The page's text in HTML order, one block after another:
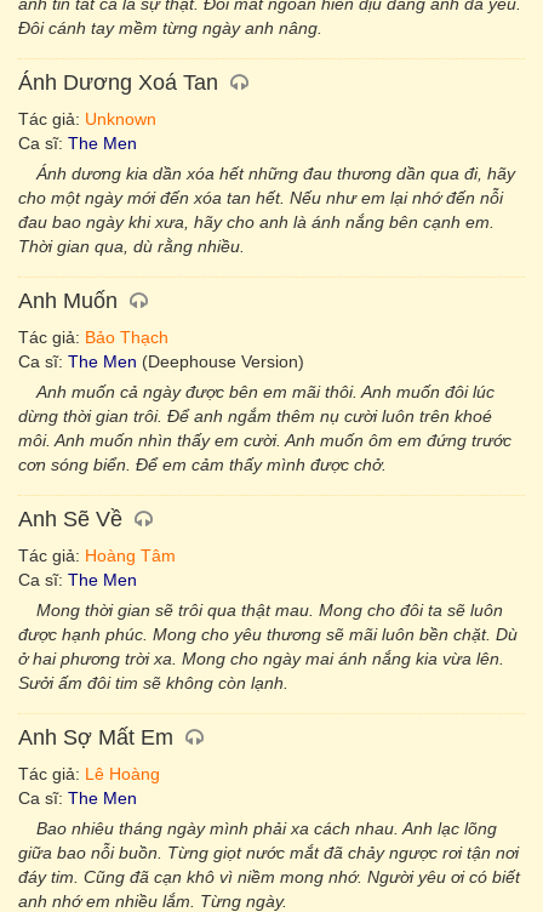
Đôi cánh tay mềm từng ngày anh nâng.
Ánh Dương Xoá Tan
Tác giả: Unknown
Ca sĩ: The Men
Ánh dương kia dần xóa hết những đau thương dần qua đi, hãy
cho một ngày mới đến xóa tan hết. Nếu như em lại nhớ đến nỗi
đau bao ngày khi xưa, hãy cho anh là ánh nắng bên cạnh em.
Thời gian qua, dù rằng nhiều.
Anh Muốn
Tác giả: Bảo Thạch
Ca sĩ: The Men (Deephouse Version)
Anh muốn cả ngày được bên em mãi thôi. Anh muốn đôi lúc
dừng thời gian trôi. Để anh ngắm thêm nụ cười luôn trên khoé
môi. Anh muốn nhìn thấy em cười. Anh muốn ôm em đứng trước
cơn sóng biển. Để em cảm thấy mình được chở.
Anh Sẽ Về
Tác giả: Hoàng Tâm
Ca sĩ: The Men
Mong thời gian sẽ trôi qua thật mau. Mong cho đôi ta sẽ luôn
được hạnh phúc. Mong cho yêu thương sẽ mãi luôn bền chặt. Dù
ở hai phương trời xa. Mong cho ngày mai ánh nắng kia vừa lên.
Sưởi ấm đôi tim sẽ không còn lạnh.
Anh Sợ Mất Em
Tác giả: Lê Hoàng
Ca sĩ: The Men
Bao nhiêu tháng ngày mình phải xa cách nhau. Anh lạc lõng
giữa bao nỗi buồn. Từng giọt nước mắt đã chảy ngược rơi tận nơi
đáy tim. Cũng đã cạn khô vì niềm mong nhớ. Người yêu ơi có biết
anh nhớ em nhiều lắm. Từng ngày.